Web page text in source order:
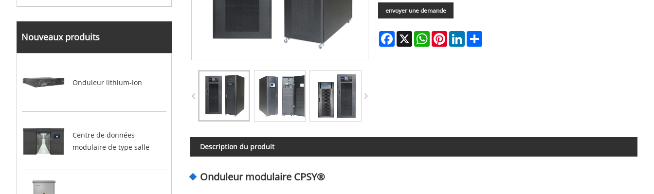
Nouveaux produits
Onduleur lithium-ion
Centre de données
modulaire de type salle
envoyer une demande
Facebook
X WhatsApp
PinterestLinkedIn
Description du produit
Onduleur modulaire CPSY®